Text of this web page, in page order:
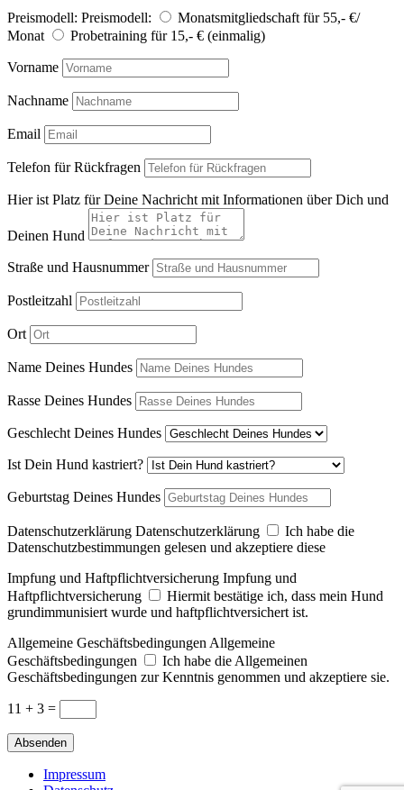
Preismodell: Preismodell:
Monatsmitgliedschaft für 55,- €/
Monat
Probetraining für 15,- € (einmalig)
Vorname
Nachname
Email
Telefon für Rückfragen
Hier ist Platz für Deine Nachricht mit Informationen über Dich und
Deinen Hund
Straße und Hausnummer
Postleitzahl
Ort
Name Deines Hundes
Rasse Deines Hundes
Geschlecht Deines Hundes
Ist Dein Hund kastriert?
Geburtstag Deines Hundes
Datenschutzerklärung Datenschutzerklärung
Ich habe die
Datenschutzbestimmungen gelesen und akzeptiere diese
Impfung und Haftpflichtversicherung Impfung und
Haftpflichtversicherung
Hiermit bestätige ich, dass mein Hund
grundimmunisiert wurde und haftpflichtversichert ist.
Allgemeine Geschäftsbedingungen Allgemeine
Geschäftsbedingungen
Ich habe die Allgemeinen
Geschäftsbedingungen zur Kenntnis genommen und akzeptiere sie.
11 + 3 =
Absenden
Impressum